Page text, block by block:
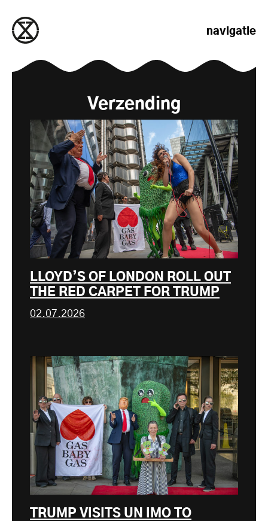
navigatie
Verzending
LLOYD’S OF LONDON ROLL OUT
THE RED CARPET FOR TRUMP
02.07.2026
TRUMP VISITS UN IMO TO